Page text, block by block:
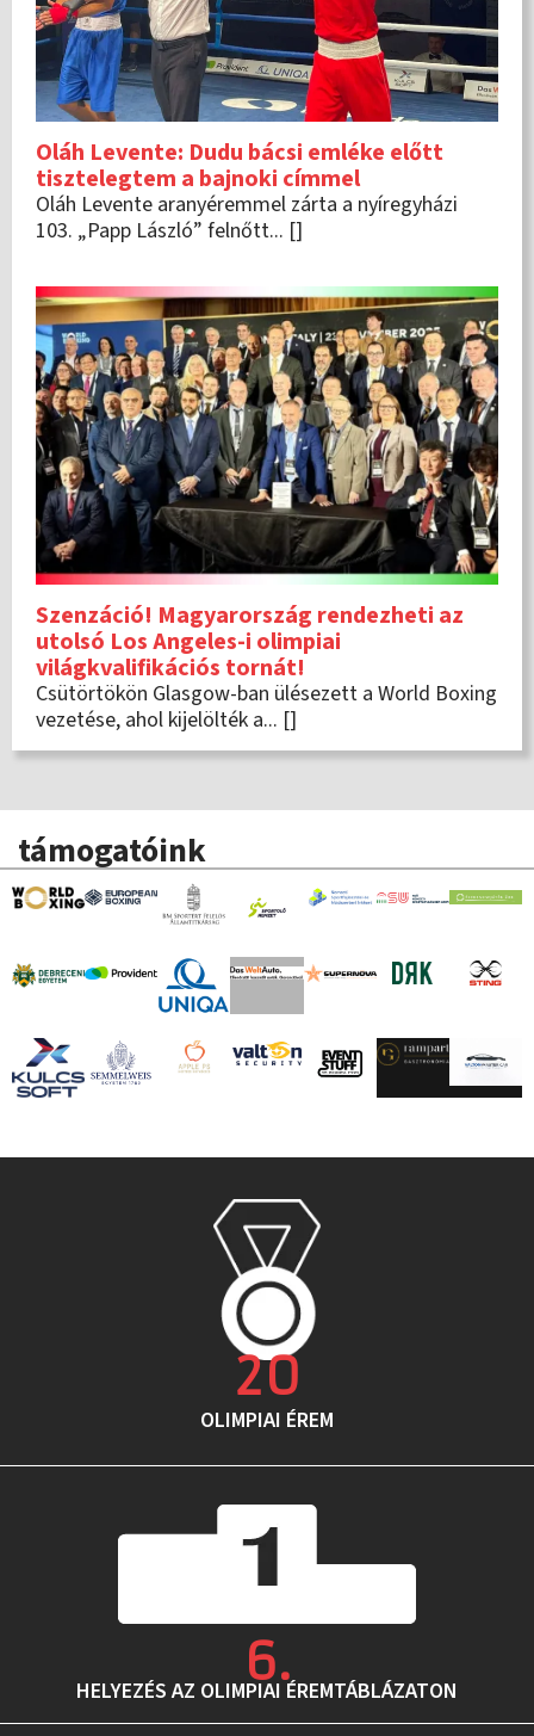
Oláh Levente: Dudu bácsi emléke előtt
tisztelegtem a bajnoki címmel
Oláh Levente aranyéremmel zárta a nyíregyházi
103. „Papp László” felnőtt... []
Szenzáció! Magyarország rendezheti az
utolsó Los Angeles-i olimpiai
világkvalifikációs tornát!
Csütörtökön Glasgow-ban ülésezett a World Boxing
vezetése, ahol kijelölték a... []
támogatóink
OLIMPIAI ÉREM
20
HELYEZÉS AZ OLIMPIAI ÉREMTÁBLÁZATON
6.